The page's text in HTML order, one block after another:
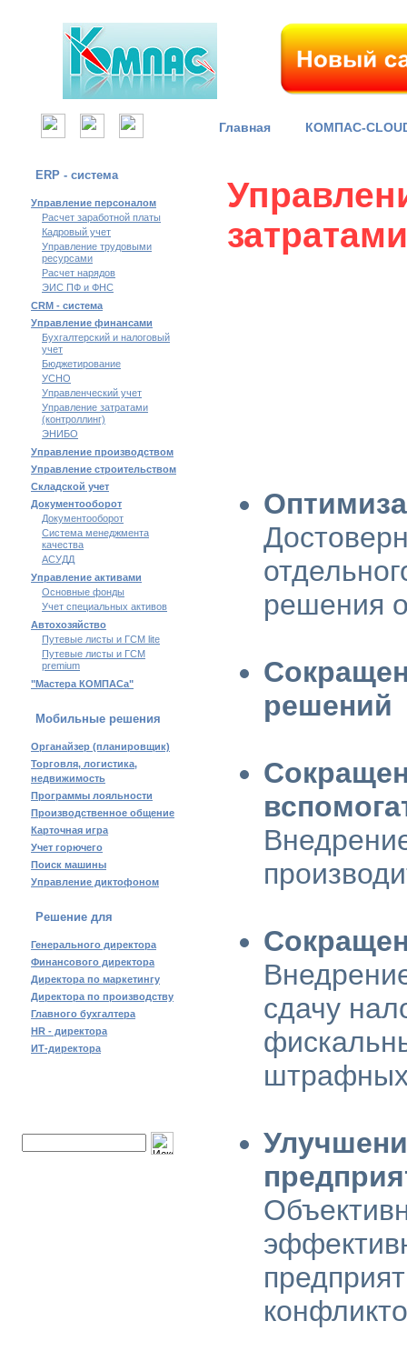
Главная КОМПАС-
ERP - система
Управление персоналом
Расчет заработной платы
Кадровый учет
Управление трудовыми
ресурсами
Расчет нарядов
ЭИС ПФ и ФНС
CRM - система
Управление финансами
Бухгалтерский и налоговый
учет
Бюджетирование
УСНО
Управленческий учет
Управление затратами
(контроллинг)
ЭНИБО
Управление производством
Управление строительством
Складской учет
Документооборот
Документооборот
Система менеджмента
качества
АСУДД
Управление активами
Основные фонды
Учет специальных активов
Автохозяйство
Путевые листы и ГСМ lite
Путевые листы и ГСМ
premium
"Мастера КОМПАСа"
Мобильные решения
Органайзер (планировщик)
Торговля, логистика,
недвижимость
Программы лояльности
Производственное общение
Карточная игра
Учет горючего
Поиск машины
Управление диктофоном
Решение для
Генерального директора
Финансового директора
Директора по маркетингу
Директора по производству
Главного бухгалтера
HR - директора
ИТ-директора
затратами
решения
решений
сдачу